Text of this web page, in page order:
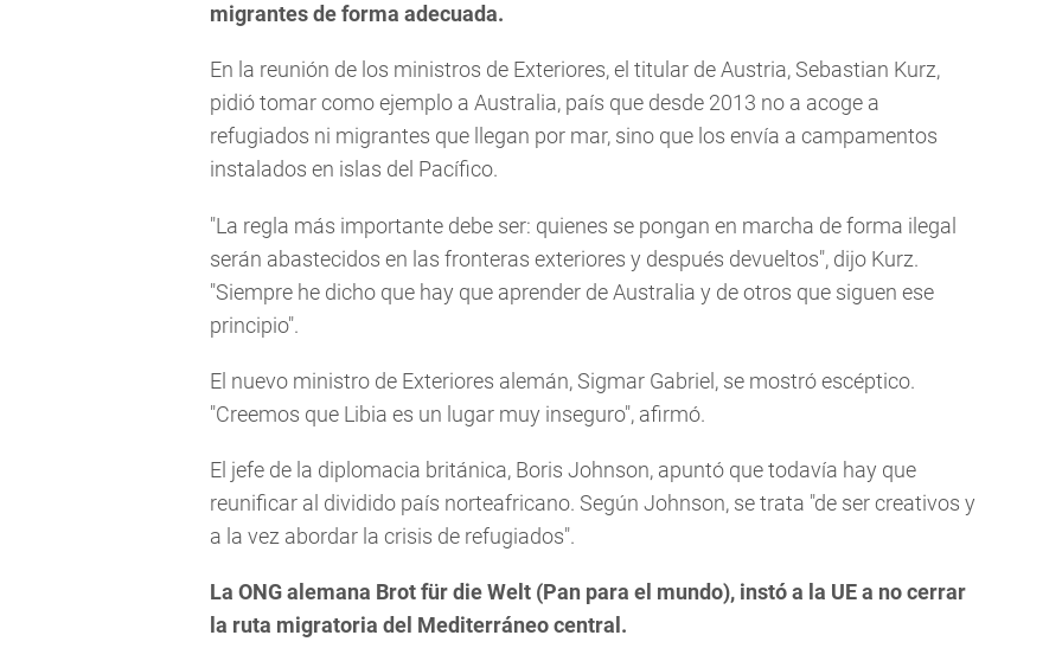
migrantes de forma adecuada.
En la reunión de los ministros de Exteriores, el titular de Austria, Sebastian Kurz,
pidió tomar como ejemplo a Australia, país que desde 2013 no a acoge a
refugiados ni migrantes que llegan por mar, sino que los envía a campamentos
instalados en islas del Pacífico.
"La regla más importante debe ser: quienes se pongan en marcha de forma ilegal
serán abastecidos en las fronteras exteriores y después devueltos", dijo Kurz.
"Siempre he dicho que hay que aprender de Australia y de otros que siguen ese
principio".
El nuevo ministro de Exteriores alemán, Sigmar Gabriel, se mostró escéptico.
"Creemos que Libia es un lugar muy inseguro", afirmó.
El jefe de la diplomacia británica, Boris Johnson, apuntó que todavía hay que
reunificar al dividido país norteafricano. Según Johnson, se trata "de ser creativos y
a la vez abordar la crisis de refugiados".
La ONG alemana Brot für die Welt (Pan para el mundo), instó a la UE a no cerrar
la ruta migratoria del Mediterráneo central.